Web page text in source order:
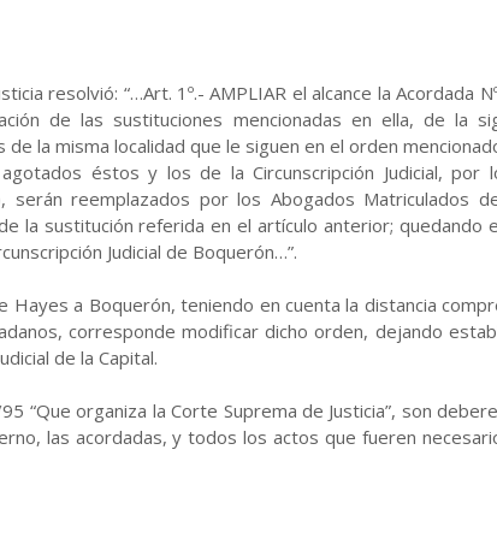
resolvió: “…Art. 1º.- AMPLIAR el alcance la Acordada
de las sustituciones mencionadas en ella, de la
la misma localidad que le siguen en el orden
éstos y los de la Circunscripción Judicial, por
reemplazados por los Abogados Matriculados
la sustitución referida en el artículo anterior; quedando
Judicial de Boquerón…”.
Hayes a Boquerón, teniendo en cuenta la distancia
corresponde modificar dicho orden, dejando
de la Capital.
“Que organiza la Corte Suprema de Justicia”, son
las acordadas, y todos los actos que fueren